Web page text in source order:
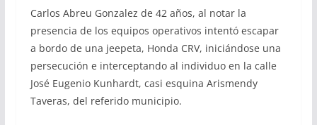
Carlos Abreu Gonzalez de 42 años, al notar la
presencia de los equipos operativos intentó escapar
a bordo de una jeepeta, Honda CRV, iniciándose una
persecución e interceptando al individuo en la calle
José Eugenio Kunhardt, casi esquina Arismendy
Taveras, del referido municipio.